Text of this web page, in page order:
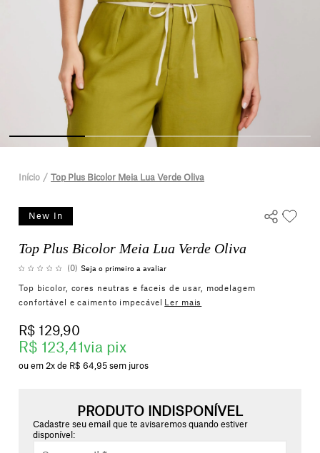
Início Top Plus Bicolor Meia Lua Verde Oliva
New In
Top Plus Bicolor Meia Lua Verde Oliva
(0) Seja o primeiro a avaliar
Top bicolor, cores neutras e faceis de usar, modelagem
confortável e caimento impecável
Ler mais
R$ 123,41via pix
R$ 129,90
2x R$ 64,95sem juros
PRODUTO INDISPONÍVEL
Cadastre seu email que te avisaremos quando estiver
disponível: